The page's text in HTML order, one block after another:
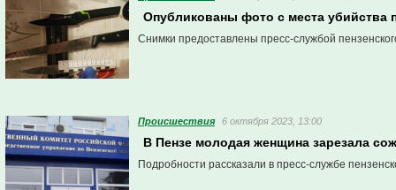
Опубликованы фото с места убийства
Снимки предоставлены пресс-службой
Проиcшествия 6 октября 2023, 13:00
В Пензе молодая женщина зарезала
Подробности рассказали в пресс-службе